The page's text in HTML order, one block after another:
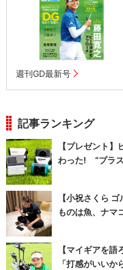
週刊GD最新号
記事ランキング
【プレゼント
わった! “プラ
【小祝さくら
ものは魚、ナマ
【マイギアを
「打感がいいか